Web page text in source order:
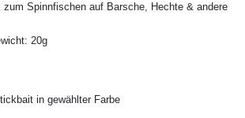
Spinnfischen auf Barsche, Hechte & andere
20g
in gewählter Farbe